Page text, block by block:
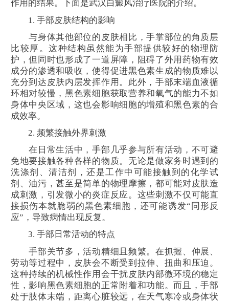
作用的结果。下面是武汉白癜风治疗医院的介绍。
1. 手部皮肤结构的影响
与身体其他部位的皮肤相比，手掌部位的角质层
比较厚。这种结构虽然能为手部提供较好的物理防
护，但同时也形成了一道屏障，阻碍了外用药物有效
成分的渗透和吸收，使得促进黑色素生成的物质难以
充分到达皮肤内层发挥作用。此外，手部末端血液循
环相对较慢，黑色素细胞获取营养和氧气的能力不如
身体中央区域，这也会影响细胞的增殖和黑色素的合
成效率。
2. 频繁接触外界刺激
在日常生活中，手部几乎参与所有活动，不可避
免地要接触各种各样的物质。无论是做家务时遇到的
洗涤剂、清洁剂，还是工作中可能接触到的化学试
剂、油污，甚至是简单的物理摩擦，都可能对皮肤造
成刺激，引发微小的炎症反应。这些刺激不仅可能直
接损伤本就脆弱的黑色素细胞，还可能诱发“同形反
应”，导致病情出现反复。
3. 手部日常活动的特点
手部关节多，活动精细且频繁。在抓握、伸展、
劳动等过程中，皮肤会不断受到拉伸、扭曲和压迫。
这种持续的机械性作用会干扰皮肤内部微环境的稳定
性，影响黑色素细胞的正常附着和功能。而且，手部
处于肢体末端，距离心脏较远，在天气寒冷或身体状